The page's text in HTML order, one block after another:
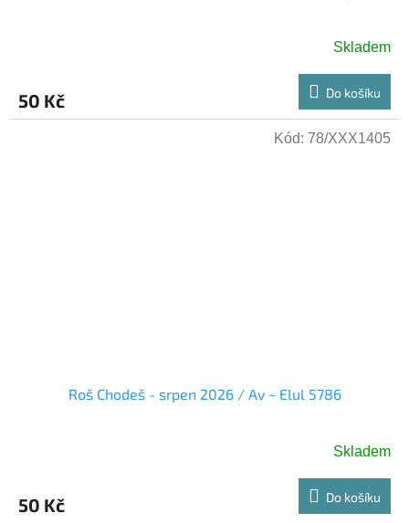
Skladem
50 Kč Do košíku
Roš Chodeš - srpen 2026 / Av ~ Elul 5786
Skladem
50 Kč Do košíku
Kód: 78/XXX1405